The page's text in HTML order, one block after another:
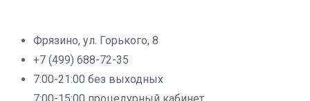
Фрязино, ул. Горького, 8
+7 (499) 688-72-35
7:00-21:00 без выходных
7:00-15:00 процедурный кабинет